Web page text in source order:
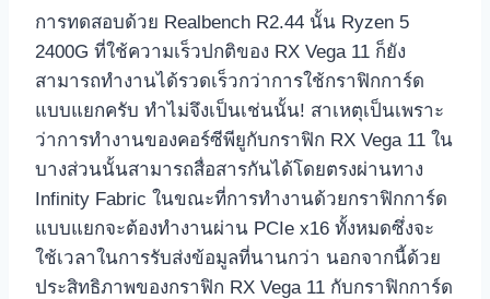
การทดสอบด้วย Realbench R2.44 นั้น Ryzen 5
2400G ที่ใช้ความเร็วปกติของ RX Vega 11 ก็ยัง
สามารถทำงานได้รวดเร็วกว่าการใช้กราฟิกการ์ด
แบบแยกครับ ทำไม่จึงเป็นเช่นนั้น! สาเหตุเป็นเพราะ
ว่าการทำงานของคอร์ซีพียูกับกราฟิก RX Vega 11 ใน
บางส่วนนั้นสามารถสื่อสารกันได้โดยตรงผ่านทาง
Infinity Fabric ในขณะที่การทำงานด้วยกราฟิกการ์ด
แบบแยกจะต้องทำงานผ่าน PCIe x16 ทั้งหมดซึ่งจะ
ใช้เวลาในการรับส่งข้อมูลที่นานกว่า นอกจากนี้ด้วย
ประสิทธิภาพของกราฟิก RX Vega 11 กับกราฟิกการ์ด